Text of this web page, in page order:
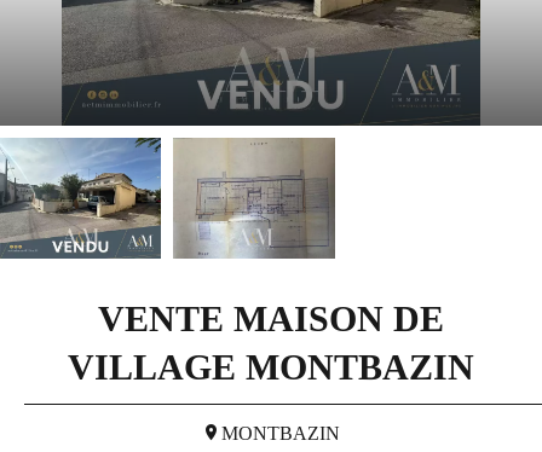
VENTE MAISON DE
VILLAGE MONTBAZIN
MONTBAZIN